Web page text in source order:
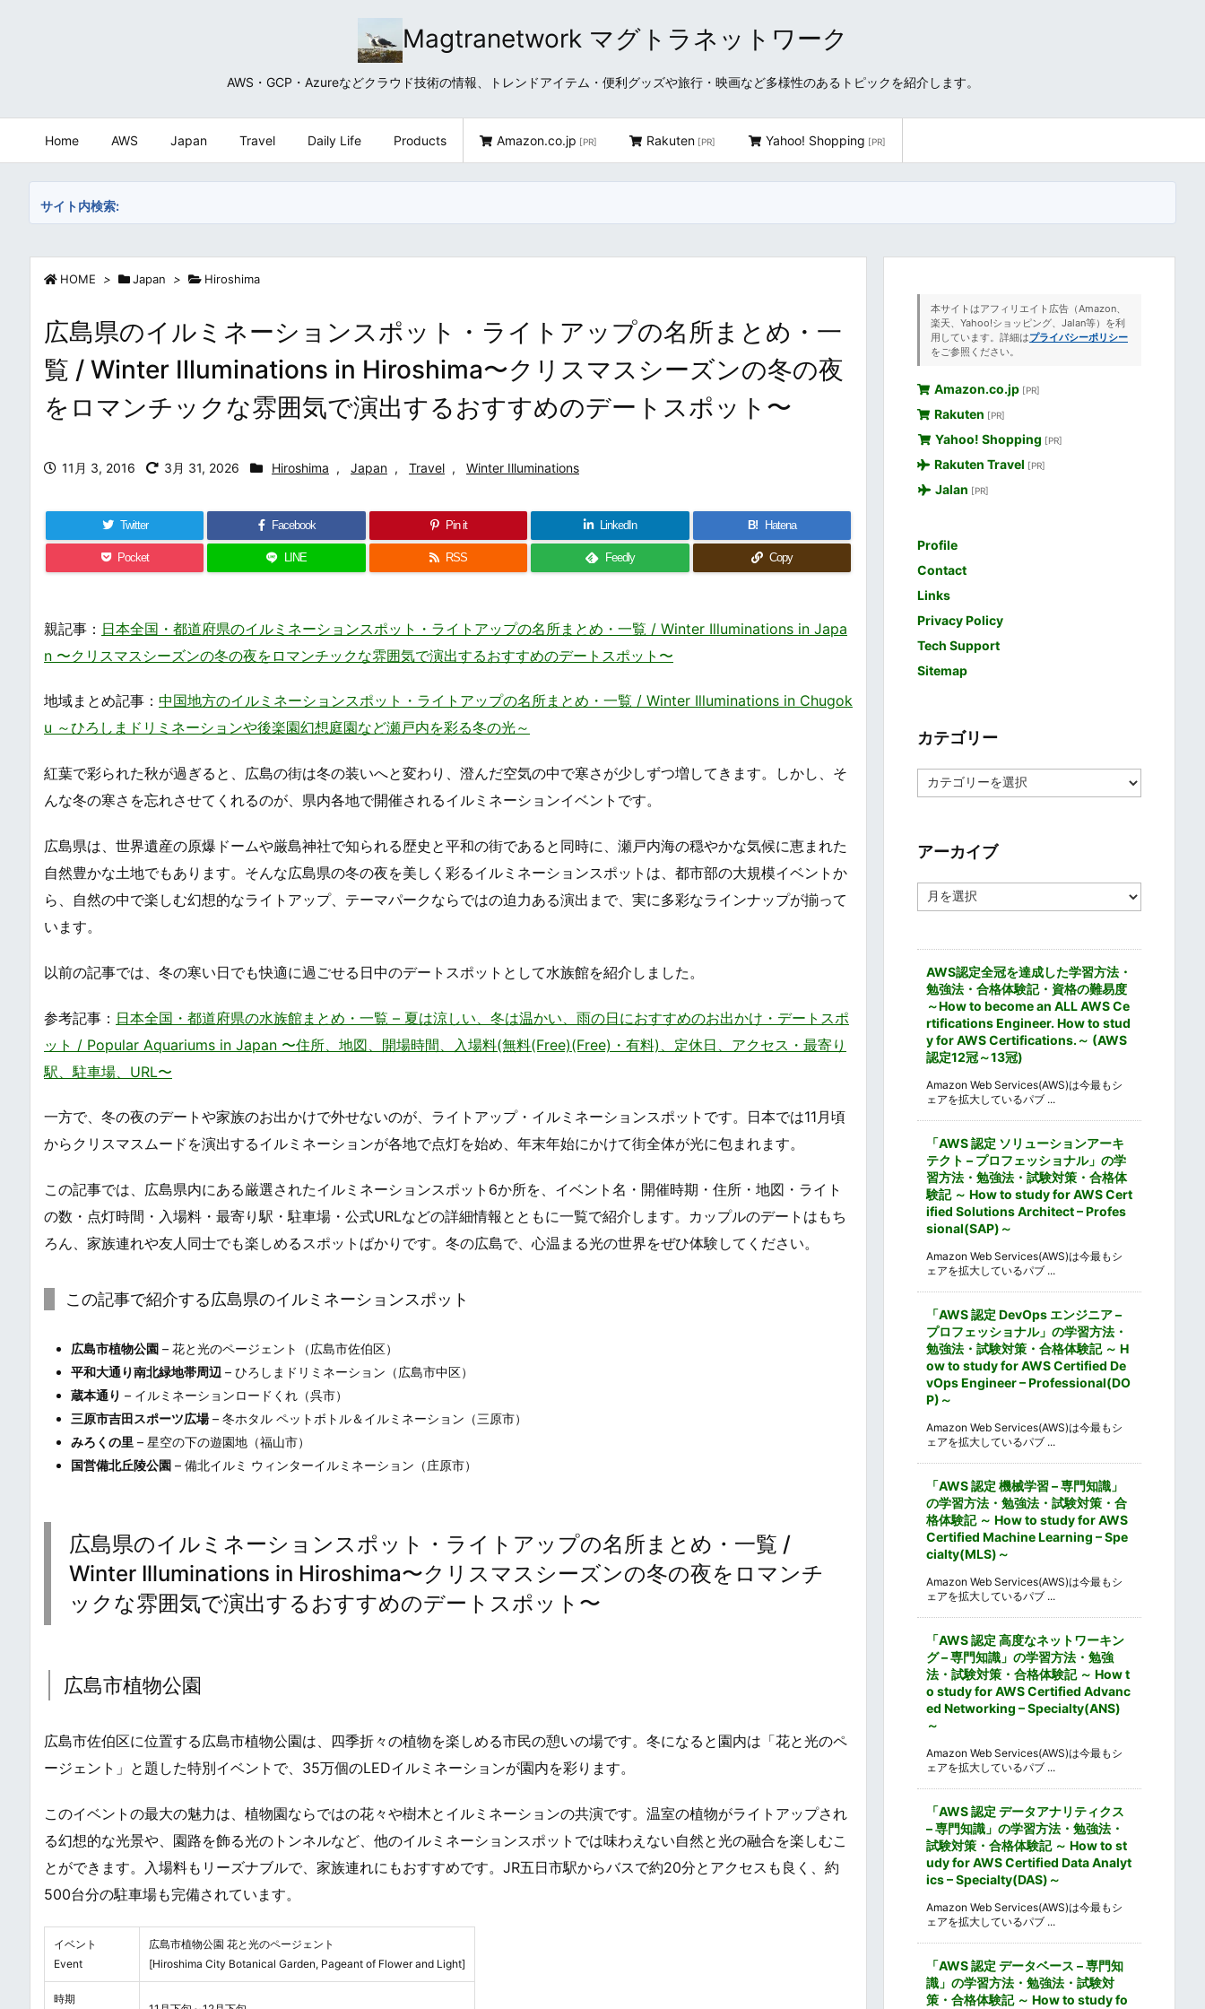
Magtranetwork マグトラネットワーク
AWS・GCP・Azureなどクラウド技術の情報、トレンドアイテム・便利グッズや旅行・映画など多様性のあるトピックを紹介します。
Home AWS Japan Travel Daily Life Products Amazon.co.jp [PR] Rakuten [PR] Yahoo! Shopping [PR]
サイト内検索:
HOME > Japan > Hiroshima
広島県のイルミネーションスポット・ライトアップの名所まとめ・一
覧 / Winter Illuminations in Hiroshima〜クリスマスシーズンの冬の夜
をロマンチックな雰囲気で演出するおすすめのデートスポット〜
11月 3, 2016 3月 31, 2026 Hiroshima , Japan , Travel , Winter Illuminations
Twitter Facebook Pin it LinkedIn B! Hatena
Pocket LINE RSS Feedly Copy
親記事： 日本全国・都道府県のイルミネーションスポット・ライトアップの名所まとめ・一覧 / Winter Illuminations in Japa
n 〜クリスマスシーズンの冬の夜をロマンチックな雰囲気で演出するおすすめのデートスポット〜
地域まとめ記事： 中国地方のイルミネーションスポット・ライトアップの名所まとめ・一覧 / Winter Illuminations in Chugok
u ～ひろしまドリミネーションや後楽園幻想庭園など瀬戸内を彩る冬の光～
紅葉で彩られた秋が過ぎると、広島の街は冬の装いへと変わり、澄んだ空気の中で寒さが少しずつ増してきます。しかし、そ
んな冬の寒さを忘れさせてくれるのが、県内各地で開催されるイルミネーションイベントです。
広島県は、世界遺産の原爆ドームや厳島神社で知られる歴史と平和の街であると同時に、瀬戸内海の穏やかな気候に恵まれた
自然豊かな土地でもあります。そんな広島県の冬の夜を美しく彩るイルミネーションスポットは、都市部の大規模イベントか
ら、自然の中で楽しむ幻想的なライトアップ、テーマパークならではの迫力ある演出まで、実に多彩なラインナップが揃って
います。
以前の記事では、冬の寒い日でも快適に過ごせる日中のデートスポットとして水族館を紹介しました。
参考記事： 日本全国・都道府県の水族館まとめ・一覧 – 夏は涼しい、冬は温かい、雨の日におすすめのお出かけ・デートスポ
ット / Popular Aquariums in Japan 〜住所、地図、開場時間、入場料(無料(Free)(Free)・有料)、定休日、アクセス・最寄り
駅、駐車場、URL〜
一方で、冬の夜のデートや家族のお出かけで外せないのが、ライトアップ・イルミネーションスポットです。日本では11月頃
からクリスマスムードを演出するイルミネーションが各地で点灯を始め、年末年始にかけて街全体が光に包まれます。
この記事では、広島県内にある厳選されたイルミネーションスポット6か所を、イベント名・開催時期・住所・地図・ライト
の数・点灯時間・入場料・最寄り駅・駐車場・公式URLなどの詳細情報とともに一覧で紹介します。カップルのデートはもち
ろん、家族連れや友人同士でも楽しめるスポットばかりです。冬の広島で、心温まる光の世界をぜひ体験してください。
この記事で紹介する広島県のイルミネーションスポット
広島市植物公園 – 花と光のページェント（広島市佐伯区）
平和大通り南北緑地帯周辺 – ひろしまドリミネーション（広島市中区）
蔵本通り – イルミネーションロードくれ（呉市）
三原市吉田スポーツ広場– 冬ホタル ペットボトル＆イルミネーション（三原市）
みろくの里 – 星空の下の遊園地（福山市）
国営備北丘陵公園 – 備北イルミ ウィンターイルミネーション（庄原市）
広島県のイルミネーションスポット・ライトアップの名所まとめ・一覧 /
Winter Illuminations in Hiroshima〜クリスマスシーズンの冬の夜をロマンチ
ックな雰囲気で演出するおすすめのデートスポット〜
広島市植物公園
広島市佐伯区に位置する広島市植物公園は、四季折々の植物を楽しめる市民の憩いの場です。冬になると園内は「花と光のペ
ージェント」と題した特別イベントで、35万個のLEDイルミネーションが園内を彩ります。
このイベントの最大の魅力は、植物園ならではの花々や樹木とイルミネーションの共演です。温室の植物がライトアップされ
る幻想的な光景や、園路を飾る光のトンネルなど、他のイルミネーションスポットでは味わえない自然と光の融合を楽しむこ
とができます。入場料もリーズナブルで、家族連れにもおすすめです。JR五日市駅からバスで約20分とアクセスも良く、約
500台分の駐車場も完備されています。
イベント
Event
広島市植物公園 花と光のページェント
[Hiroshima City Botanical Garden, Pageant of Flower and Light]
時期
本サイトはアフィリエイト広告（Amazon、
楽天、Yahoo!ショッピング、Jalan等）を利
用しています。詳細はプライバシーポリシー
をご参照ください。
Amazon.co.jp [PR]
Rakuten [PR]
Yahoo! Shopping [PR]
Rakuten Travel [PR]
Jalan [PR]
Profile
Contact
Links
Privacy Policy
Tech Support
Sitemap
カテゴリー
テ
ー
アーカイブ
ー
AWS認定全冠を達成した学習方法・
勉強法・合格体験記・資格の難易度
～How to become an ALL AWS Ce
rtifications Engineer. How to stud
y for AWS Certifications.～ (AWS
認定12冠～13冠)
Amazon Web Services(AWS)は今最もシ
ェアを拡大しているパブ ...
「AWS 認定 ソリューションアーキ
テクト – プロフェッショナル」の学
習方法・勉強法・試験対策・合格体
験記 ～ How to study for AWS Cert
ified Solutions Architect – Profes
sional(SAP)～
Amazon Web Services(AWS)は今最もシ
ェアを拡大しているパブ ...
「AWS 認定 DevOps エンジニア –
プロフェッショナル」の学習方法・
勉強法・試験対策・合格体験記 ～ H
ow to study for AWS Certified De
vOps Engineer – Professional(DO
P)～
Amazon Web Services(AWS)は今最もシ
ェアを拡大しているパブ ...
「AWS 認定 機械学習 – 専門知識」
の学習方法・勉強法・試験対策・合
格体験記 ～ How to study for AWS
Certified Machine Learning – Spe
cialty(MLS)～
Amazon Web Services(AWS)は今最もシ
ェアを拡大しているパブ ...
「AWS 認定 高度なネットワーキン
グ – 専門知識」の学習方法・勉強
法・試験対策・合格体験記 ～ How t
o study for AWS Certified Advanc
ed Networking – Specialty(ANS)
～
Amazon Web Services(AWS)は今最もシ
ェアを拡大しているパブ ...
「AWS 認定 データアナリティクス
– 専門知識」の学習方法・勉強法・
試験対策・合格体験記 ～ How to st
udy for AWS Certified Data Analyt
ics – Specialty(DAS)～
Amazon Web Services(AWS)は今最もシ
ェアを拡大しているパブ ...
「AWS 認定 データベース – 専門知
識」の学習方法・勉強法・試験対
策・合格体験記 ～ How to study fo